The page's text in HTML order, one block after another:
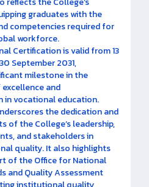
graduates with the
competencies required for
workforce.
Certification is valid from 13
September 2031,
milestone in the
and
vocational education.
the dedication and
of the College’s leadership,
and stakeholders in
quality. It also highlights
of the Office for National
and Quality Assessment